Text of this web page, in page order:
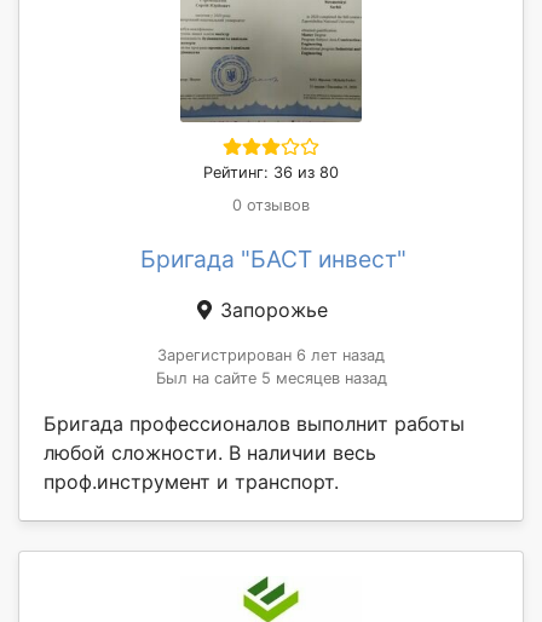
Рейтинг: 36 из 80
0 отзывов
Бригада "БАСТ инвест"
Запорожье
Зарегистрирован 6 лет назад
Был на сайте 5 месяцев назад
Бригада профессионалов выполнит работы
любой сложности. В наличии весь
проф.инструмент и транспорт.